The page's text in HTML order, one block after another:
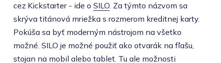
cez Kickstarter - ide o SILO. Za týmto názvom sa
skrýva titánová mriežka s rozmerom kreditnej karty.
Pokúša sa byť moderným nástrojom na všetko
možné. SILO je možné použiť ako otvarák na fľašu,
stojan na mobil alebo tablet. Tu ale možnosti